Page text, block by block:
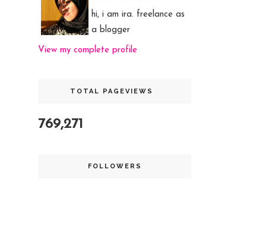
hi, i am ira. freelance as
a blogger
View my complete profile
TOTAL PAGEVIEWS
769,271
FOLLOWERS